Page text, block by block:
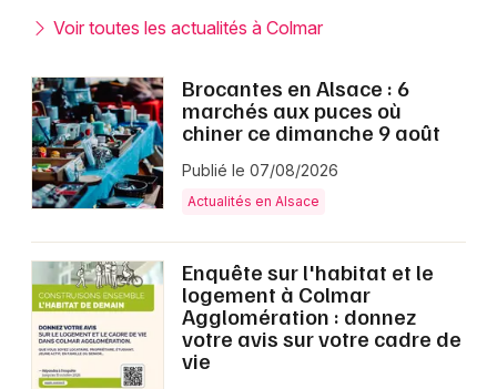
Voir toutes les actualités à Colmar
Brocantes en Alsace : 6
marchés aux puces où
chiner ce dimanche 9 août
Publié le 07/08/2026
Actualités en Alsace
Enquête sur l'habitat et le
logement à Colmar
Agglomération : donnez
votre avis sur votre cadre de
vie